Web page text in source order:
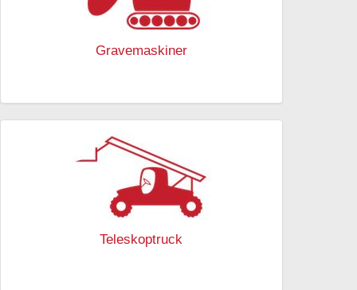
Gravemaskiner
Teleskoptruck